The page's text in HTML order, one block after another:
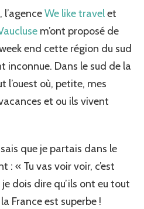
à
Avignon…
We like travelet
m’ont proposé de
end cette région du sud
inconnue. Dans le sud de la
l’ouest où, petite, mes
et ou ils vivent
que je partais dans le
: « Tu vas voir voir, c’est
dois dire qu’ils ont eu tout
France est superbe !